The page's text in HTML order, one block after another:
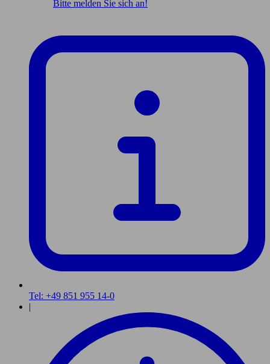
Bitte melden Sie sich an!
Tel: +49 851 955 14-0
|